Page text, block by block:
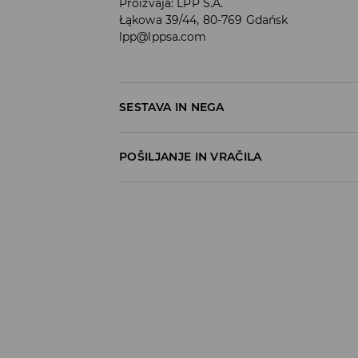
Proizvaja: LPP S.A.
Łąkowa 39/44, 80-769 Gdańsk
lpp@lppsa.com
SESTAVA IN NEGA
POŠILJANJE IN VRAČILA